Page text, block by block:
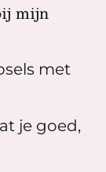
mijn
met
je goed,